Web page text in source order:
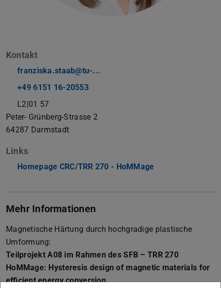
Kontakt
franziska.staab@tu-...
+49 6151 16-20553
L2|01 57
Peter- Grünberg-Strasse 2
64287 Darmstadt
Links
Homepage CRC/TRR 270 - HoMMage
Mehr Informationen
Magnetische Härtung durch hochgradige plastische
Umformung:
Teilprojekt A08 im Rahmen des SFB – TRR 270
HoMMage: Hysteresis design of magnetic materials for
efficient energy conversion